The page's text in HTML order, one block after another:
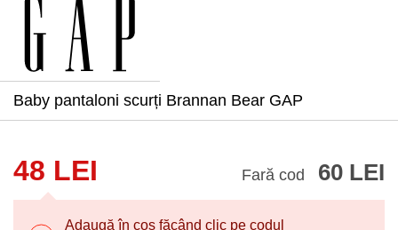
Baby pantaloni scurți Brannan Bear GAP
48 LEI Fară cod 60 LEI
Adaugă în coș făcând clic pe codul